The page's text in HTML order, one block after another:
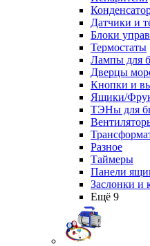
Датчики и
Блоки
Термостаты
Лампы для
Дверцы
Кнопки и
Ящики/
ТЭНы для
Разное
Таймеры
Панели
Заслонки и
Ещё 9